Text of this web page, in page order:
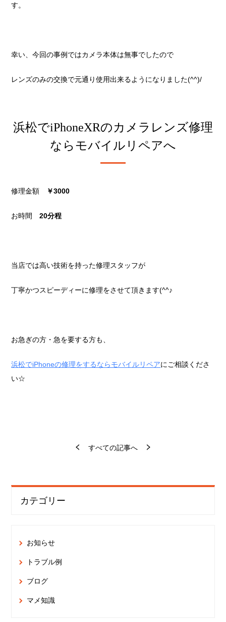
す。
幸い、今回の事例ではカメラ本体は無事でしたので
レンズのみの交換で元通り使用出来るようになりました(^^)/
浜松でiPhoneXRのカメラレンズ修理
ならモバイルリペアへ
修理金額 ￥3000
お時間20分程
当店では高い技術を持った修理スタッフが
丁寧かつスピーディーに修理をさせて頂きます(^^♪
お急ぎの方・急を要する方も、
浜松でiPhoneの修理をするならモバイルリペアにご相談くださ
い☆
すべての記事へ
カテゴリー
お知らせ
トラブル例
ブログ
マメ知識